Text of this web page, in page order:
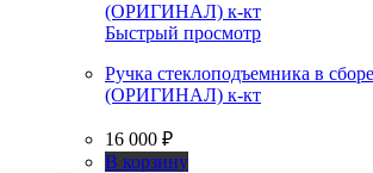
Быстрый просмотр
Ручка стеклоподъемника в
(ОРИГИНАЛ) к-кт
16 000 ₽
В корзину